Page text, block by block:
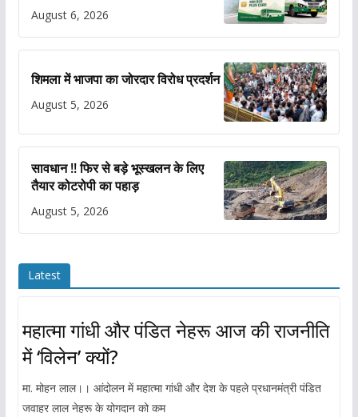
August 6, 2026
शिमला में भाजपा का जोरदार विरोध प्रदर्शन
August 5, 2026
सावधान !! फिर से बड़े भूस्खलन के लिए
तैयार कोटरोपी का पहाड़
August 5, 2026
Latest
महात्मा गांधी और पंडित नेहरू आज की राजनीति
में ‘विलेन’ क्यों?
मा. मोहन लाल।। आंदोलन में महात्मा गांधी और देश के पहले प्रधानमंत्री पंडित
जवाहर लाल नेहरू के योगदान को कम